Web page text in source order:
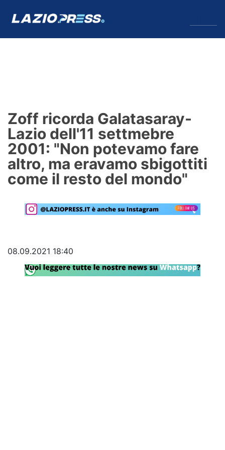
Formello
Infortuni
Primavera
Lazio Women
Social
Zoff ricorda Galatasaray-
Lazio dell'11 settmebre
2001: "Non potevamo fare
altro, ma eravamo sbigottiti
come il resto del mondo"
08.09.2021 18:40